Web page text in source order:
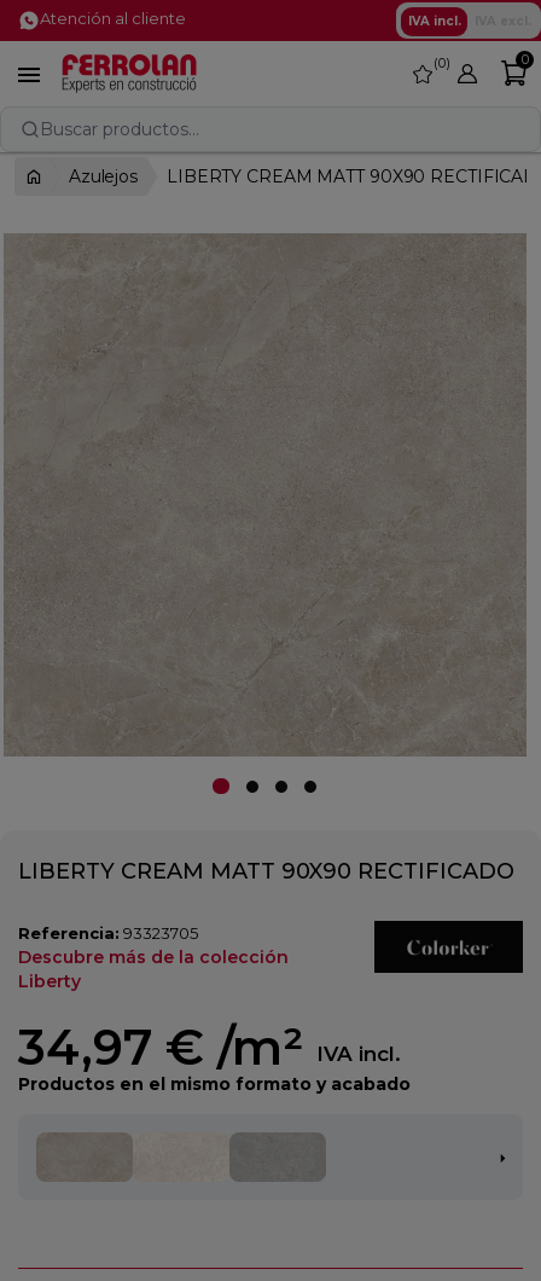
Atención al cliente IVA incl.
 favorite
0 0
Buscar productos...
Azulejos LIBERTY CREAM MATT 90X90
LIBERTY CREAM MATT 90X90 RECTIFICADO
Referencia: 93323705
Descubre más de la colección
Liberty
34,97 € /m² IVA incl.
Productos en el mismo formato y acabado